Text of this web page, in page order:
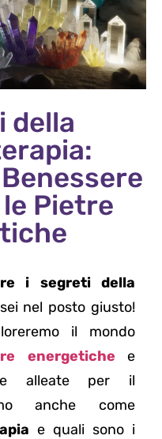
della
Pietre
i segreti della
nel posto giusto!
il mondo
energetiche e
alleate per il
anche come
e quali sono i